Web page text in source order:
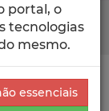
Detalhada
portal, o
tecnologias
mesmo.
essenciais